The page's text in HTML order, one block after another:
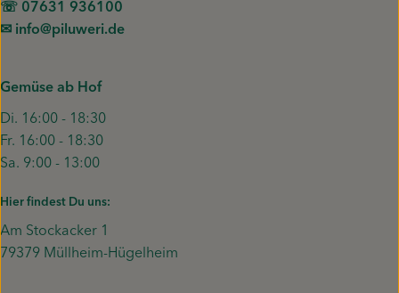
☏ 07631 936100
✉︎ info@piluweri.de
Gemüse ab Hof
Di. 16:00 - 18:30
Fr. 16:00 - 18:30
Sa. 9:00 - 13:00
Hier findest Du uns:
Am Stockacker 1
79379 Müllheim-Hügelheim